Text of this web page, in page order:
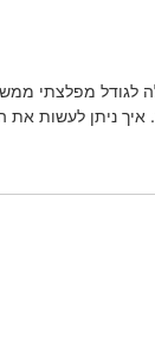
ניתן לעשות את